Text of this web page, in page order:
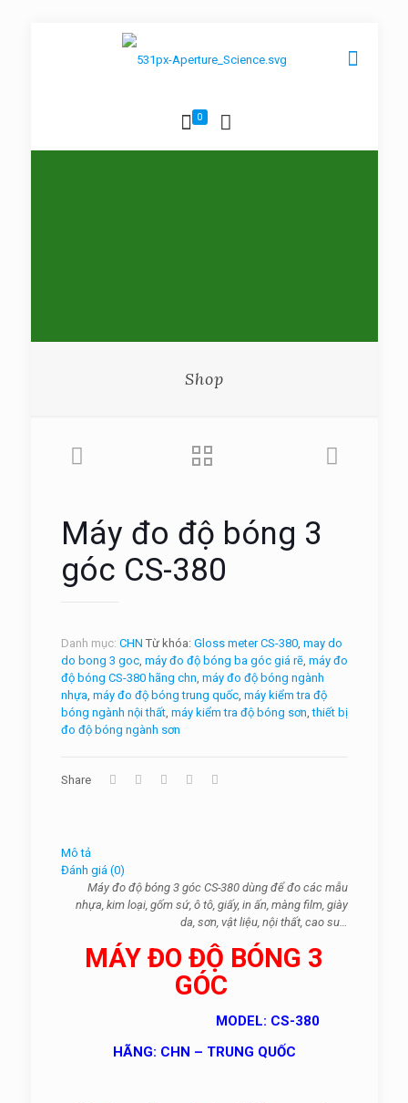
0
Shop
Máy đo độ bóng 3
góc CS-380
Danh mục: CHN Từ khóa: Gloss meter CS-380, may do
do bong 3 goc, máy đo độ bóng ba góc giá rẽ, máy đo
độ bóng CS-380 hãng chn, máy đo độ bóng ngành
nhựa, máy đo độ bóng trung quốc, máy kiểm tra độ
bóng ngành nội thất, máy kiểm tra độ bóng sơn,thiết bị
đo độ bóng ngành sơn
Share
Mô tả
Đánh giá (0)
Máy đo độ bóng 3 góc CS-380 dùng để đo các mẫu
nhựa, kim loại, gốm sứ, ô tô, giấy, in ấn, màng film, giày
da, sơn, vật liệu, nội thất, cao su…
MÁY ĐO ĐỘ BÓNG 3
GÓC
MODEL: CS-380
HÃNG: CHN – TRUNG QUỐC